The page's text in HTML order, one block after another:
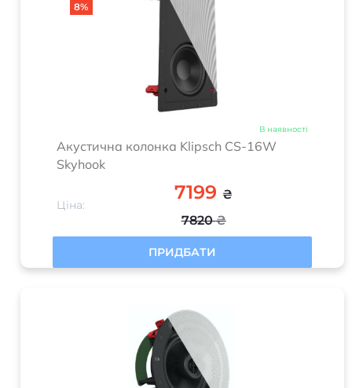
8%
В наявності
Акустична колонка Klipsch CS-16W
Skyhook
Ціна:
7820₴
7199 ₴
ПРИДБАТИ